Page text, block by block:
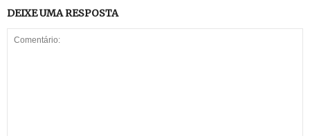
DEIXE UMA RESPOSTA